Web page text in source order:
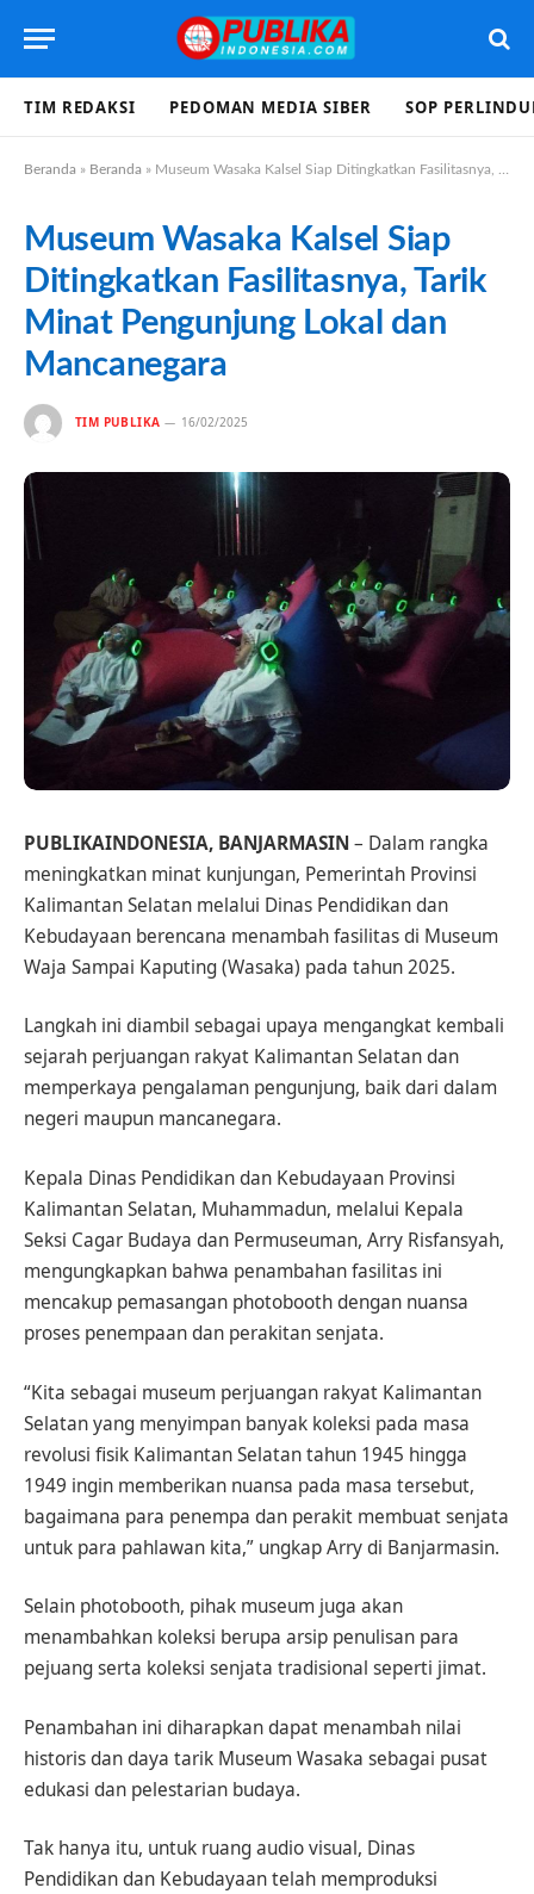
TIM REDAKSI PEDOMAN MEDIA SIBER SOP
Beranda » Beranda » Museum Wasaka Kalsel Siap Ditingkatkan Fasilitasnya, Tarik Minat Pengunjung Lokal dan Mancanegara
Museum Wasaka Kalsel Siap
Ditingkatkan Fasilitasnya, Tarik
Minat Pengunjung Lokal dan
Mancanegara
TIM PUBLIKA 16/02/2025
PUBLIKAINDONESIA, BANJARMASIN – Dalam rangka
meningkatkan minat kunjungan, Pemerintah Provinsi
Kalimantan Selatan melalui Dinas Pendidikan dan
Kebudayaan berencana menambah fasilitas di Museum
Waja Sampai Kaputing (Wasaka) pada tahun 2025.
Langkah ini diambil sebagai upaya mengangkat kembali
sejarah perjuangan rakyat Kalimantan Selatan dan
memperkaya pengalaman pengunjung, baik dari dalam
negeri maupun mancanegara.
Kepala Dinas Pendidikan dan Kebudayaan Provinsi
Kalimantan Selatan, Muhammadun, melalui Kepala
Seksi Cagar Budaya dan Permuseuman, Arry Risfansyah,
mengungkapkan bahwa penambahan fasilitas ini
mencakup pemasangan photobooth dengan nuansa
proses penempaan dan perakitan senjata.
“Kita sebagai museum perjuangan rakyat Kalimantan
Selatan yang menyimpan banyak koleksi pada masa
revolusi fisik Kalimantan Selatan tahun 1945 hingga
1949 ingin memberikan nuansa pada masa tersebut,
bagaimana para penempa dan perakit membuat senjata
untuk para pahlawan kita,” ungkap Arry di Banjarmasin.
Selain photobooth, pihak museum juga akan
menambahkan koleksi berupa arsip penulisan para
pejuang serta koleksi senjata tradisional seperti jimat.
Penambahan ini diharapkan dapat menambah nilai
historis dan daya tarik Museum Wasaka sebagai pusat
edukasi dan pelestarian budaya.
Tak hanya itu, untuk ruang audio visual, Dinas
Pendidikan dan Kebudayaan telah memproduksi